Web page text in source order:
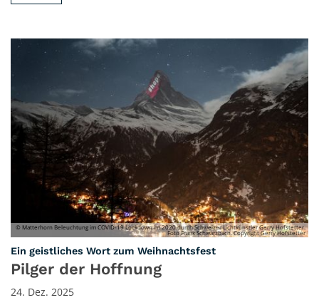
© Matterhorn Beleuchtung im COVID-19 Lockdown im 2020 durch Schweizer Lichtkünstler Gerry Hofstetter.
Foto Frank Schwarzbach. Copyright Gerry Hofstetter
Ein geistliches Wort zum Weihnachtsfest:
Pilger der Hoffnung
24. Dez. 2025